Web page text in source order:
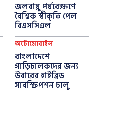
জলবায়ু পর্যবেক্ষণে
বৈশ্বিক স্বীকৃতি পেল
বিএসসিএল
অটোমোবাইল
বাংলাদেশে
গাড়িচালকদের জন্য
উবারের হাইব্রিড
সাবস্ক্রিপশন চালু